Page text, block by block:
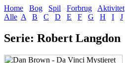
Home Bog Spil Forbrug Aktivitet
Alle A B C D E F G H I J
Serie: Robert Langdon